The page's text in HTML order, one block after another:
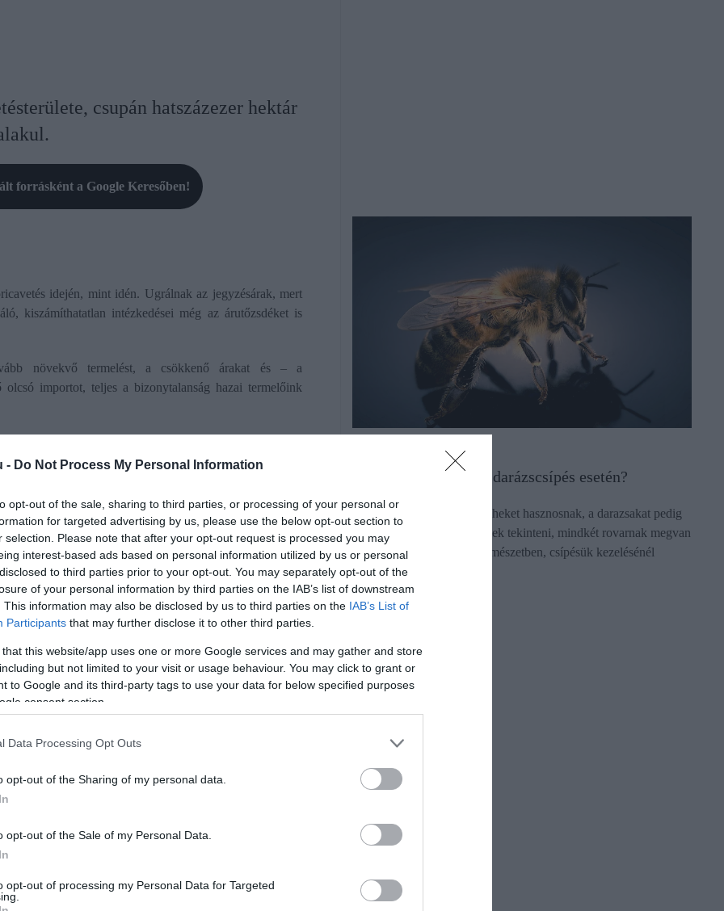
- Do Not Process My Personal Information
opt-out of the sale, sharing to third parties, or processing of your personal or
for targeted advertising by us, please use the below opt-out section to
selection. Please note that after your opt-out request is processed you may
interest-based ads based on personal information utilized by us or personal
to third parties prior to your opt-out. You may separately opt-out of the
of your personal information by third parties on the IAB’s list of downstream
This information may also be disclosed by us to third parties on the IAB’s List of
Participants that may further disclose it to other third parties.
that this website/app uses one or more Google services and may gather and store
but not limited to your visit or usage behaviour. You may click to grant or
to Google and its third-party tags to use your data for below specified purposes
consent section.
Data Processing Opt Outs
opt-out of the Sharing of my personal data.
opt-out of the Sale of my Personal Data.
opt-out of processing my Personal Data for Targeted
csupán hatszázezer hektár
forrásként a Google Keresőben!
idején, mint idén. Ugrálnak az jegyzésárak, mert
kiszámíthatatlan intézkedései még az árutőzsdéket is
növekvő termelést, a csökkenő árakat és – a
importot, teljes a bizonytalanság hazai termelőink
kukoricát, mert a tonnánkénti 76-77 ezer forintos
félő, sokaknak az idén sem lesz nyereséges a
Az alapján döntenek, hogy ha hektáronként 25 ezer
akkor nem.
megállapodással májustól vámmentesen, verhetetlen
Magyarországon már csak a kis bekerülési költségű
most kicsúcsosodó gabona- és termékpiaci problémákat
vezetője ezzel indokolja, hogy az 5300 hektáros
radikálisan megváltoztatta a vetésszerkezetét.
is, de az utóbbit idén áprilisban már csak kevesebb mint
veszteséges. Tavaly hektáronként 7,5 tonna termés
termésátlag alig haladta meg az 5 tonnát. A környékbeli
volt az átlag. A peresztegi biogazdaságban 6,5 tonnát
ez a kultúra.
Mit tegyünk méh- és darázscsípés esetén?
Bár sokan hajlamosak a méheket hasznosnak, a darazsakat pedig
csupán agresszív kártevőknek tekinteni, mindkét rovarnak megvan
a maga fontos szerepe a természetben, csípésük kezelésénél
pedig…
rectangle